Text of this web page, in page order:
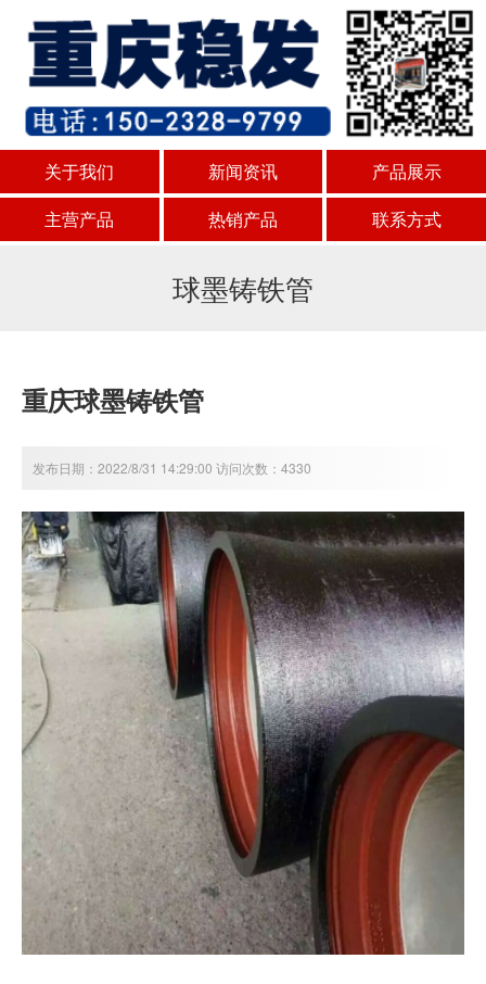
关于我们 新闻资讯
产品展示
主营产品
热销产品 联系方式
球墨铸铁管
重庆球墨铸铁管
发布日期：2022/8/31 14:29:00 访问次数：4330